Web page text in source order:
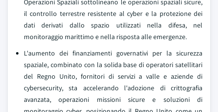
Operazioni Spaziali sottolineano le operazioni spaziali sicure,
il controllo terrestre resistente al cyber e la protezione dei
dati derivati dallo spazio utilizzati nella difesa, nel
monitoraggio marittimo e nella risposta alle emergenze.
L'aumento dei finanziamenti governativi per la sicurezza
spaziale, combinato con la solida base di operatori satellitari
del Regno Unito, fornitori di servizi a valle e aziende di
cybersecurity, sta accelerando l'adozione di crittografia
avanzata, operazioni missioni sicure e soluzioni di